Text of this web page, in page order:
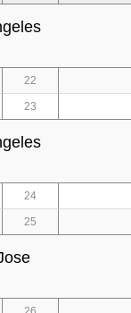
22
23
24
25